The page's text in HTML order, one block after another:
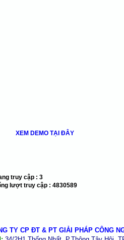
XEM DEMO TẠI ĐÂY
truy cập : 3
lượt truy cập : 4830589
TY CP ĐT & PT GIẢI PHÁP CÔNG